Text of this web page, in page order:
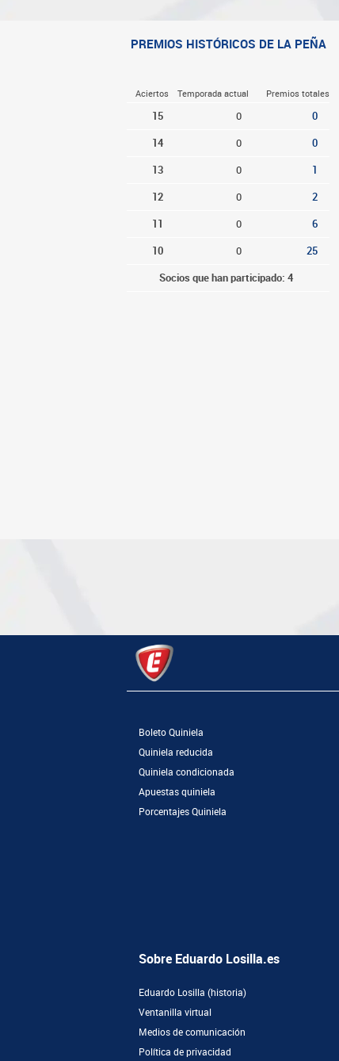
PREMIOS HISTÓRICOS DE LA PEÑA
Aciertos Temporada actual Premios totales
15 0 0
14 0 0
13 0 1
12 0 2
11 0 6
10 0 25
Socios que han participado: 4
Boleto Quiniela
Quiniela reducida
Quiniela condicionada
Apuestas quiniela
Porcentajes Quiniela
Sobre Eduardo Losilla.es
Eduardo Losilla (historia)
Ventanilla virtual
Medios de comunicación
Política de privacidad